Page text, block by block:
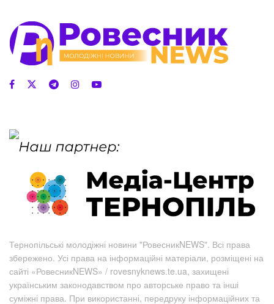
Тернопільські молодіжні новини "РовесникNEWS". Всі права
збережено. Усі права на інформаційні матеріали, розміщені на
сайті «РовесникNEWS» / rovesnyknews.te.ua, захищені
українським законодавством про авторське право та інші
суміжні права. При використанні, передруку інформаційних та